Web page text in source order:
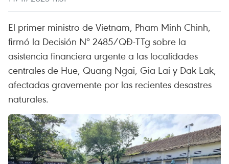
El primer ministro de Vietnam, Pham Minh Chinh,
firmó la Decisión Nº 2485/QĐ-TTg sobre la
asistencia financiera urgente a las localidades
centrales de Hue, Quang Ngai, Gia Lai y Dak Lak,
afectadas gravemente por las recientes desastres
naturales.